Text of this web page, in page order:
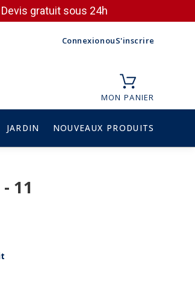
gratuit sous 24h
ConnexionouS'inscrire
MON PANIER
JARDIN NOUVEAUX PRODUITS
11